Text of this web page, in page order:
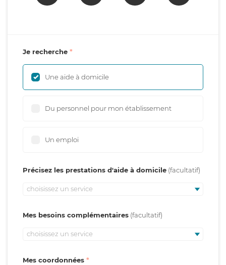
Je recherche
Une aide à domicile
Du personnel pour mon établissement
Un emploi
Précisez les prestations d'aide à domicile
choisissez un service
Mes besoins complémentaires
choisissez un service
Mes coordonnées